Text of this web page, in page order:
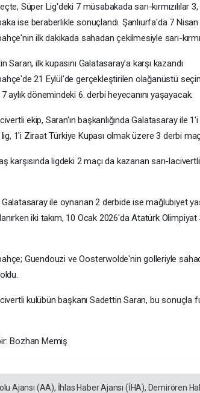
Süper Lig'deki 7 müsabakada sarı-kırmızılılar
ise beraberlikle sonuçlandı. Şanlıurfa'da 7
ilk dakikada sahadan çekilmesiyle sarı-
Saran, ilk kupasını Galatasaray'a karşı kazandı
21 Eylül'de gerçekleştirilen olağanüstü
aylık dönemindeki 6. derbi heyecanını yaşayacak.
ekip, Saran'ın başkanlığında Galatasaray
1'i Ziraat Türkiye Kupası olmak üzere 3 derbi
karşısında ligdeki 2 maçı da kazanan sarı-
Galatasaray ile oynanan 2 derbide ise mağlubiyet
iki takım, 10 Ocak 2026'da Atatürk
Guendouzi ve Oosterwolde'nin golleriyle
kulübün başkanı Sadettin Saran, bu sonuçla
Bozhan Memiş
Ajansı (AA), İhlas Haber Ajansı (İHA), Demirören